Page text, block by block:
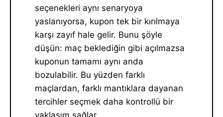
seçenekleri aynı senaryoya
yaslanıyorsa, kupon tek bir kırılmaya
karşı zayıf hale gelir. Bunu şöyle
düşün: maç beklediğin gibi açılmazsa
kuponun tamamı aynı anda
bozulabilir. Bu yüzden farklı
maçlardan, farklı mantıklara dayanan
tercihler seçmek daha kontrollü bir
yaklaşım sağlar.